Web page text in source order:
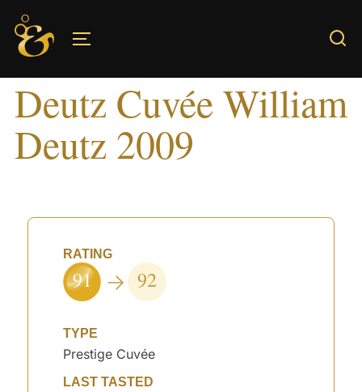
Skip
content
Deutz Cuvée William
Deutz 2009
RATING
91 92
TYPE
Prestige Cuvée
LAST TASTED